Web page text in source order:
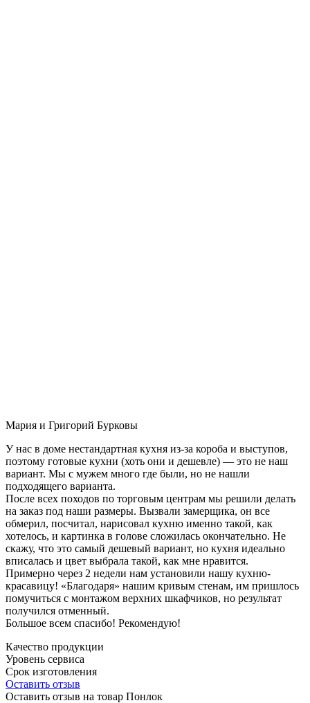
Мария и Григорий Бурковы
У нас в доме нестандартная кухня из-за короба и выступов,
поэтому готовые кухни (хоть они и дешевле) — это не наш
вариант. Мы с мужем много где были, но не нашли
подходящего варианта.
После всех походов по торговым центрам мы решили делать
на заказ под наши размеры. Вызвали замерщика, он все
обмерил, посчитал, нарисовал кухню именно такой, как
хотелось, и картинка в голове сложилась окончательно. Не
скажу, что это самый дешевый вариант, но кухня идеально
вписалась и цвет выбрала такой, как мне нравится.
Примерно через 2 недели нам установили нашу кухню-
красавицу! «Благодаря» нашим кривым стенам, им пришлось
помучиться с монтажом верхних шкафчиков, но результат
получился отменный.
Большое всем спасибо! Рекомендую!
Качество продукции
Уровень сервиса
Срок изготовления
Оставить отзыв
Оставить отзыв на товар Понлок